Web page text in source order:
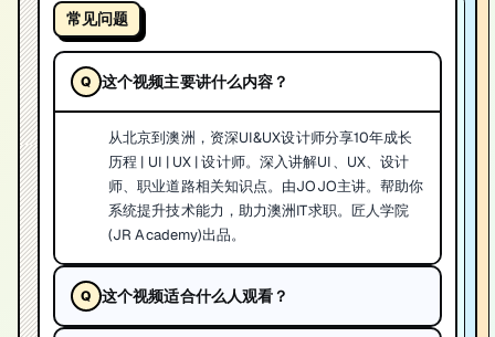
常见问题
这个视频主要讲什么内容？
从北京到澳洲，资深UI&UX设计师分享10年成长
历程 | UI | UX | 设计师。深入讲解UI、UX、设计
师、职业道路相关知识点。由JOJO主讲。帮助你
系统提升技术能力，助力澳洲IT求职。匠人学院
(JR Academy)出品。
这个视频适合什么人观看？